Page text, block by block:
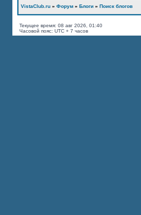
VistaClub.ru » Форум » Блоги » Поиск блогов
Текущее время: 08 авг 2026, 01:40
Часовой пояс: UTC + 7 часов